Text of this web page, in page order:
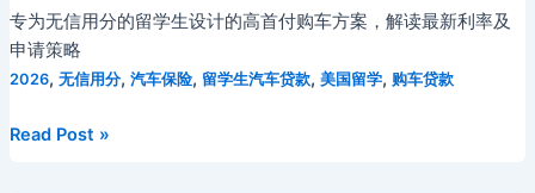
融
资
新
遇
款
全
攻
QS
解
析：
Co-
联
专为无信用分的留学生设计的高首付购车方案，解读最新利率及
申请策略
2026, 无信用分, 汽车保险, 留学生汽车贷款, 美国留学, 购车贷款
留
Read Post »